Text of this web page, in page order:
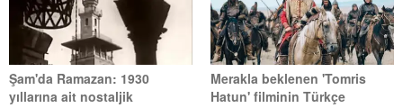
Şam'da Ramazan: 1930
yıllarına ait nostaljik
Merakla beklenen 'Tomris
Hatun' filminin Türkçe